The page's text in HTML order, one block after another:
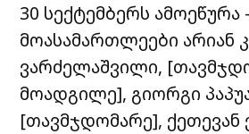
30 სექტემბერს ამოეწურა
მოასამართლეები არიან
ვარძელაშვილი,
მოადგილე], გიორგი
[თავმჯდომარე], ქეთევან